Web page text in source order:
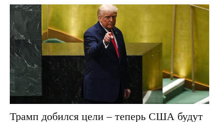
Трамп добился цели – теперь США будут